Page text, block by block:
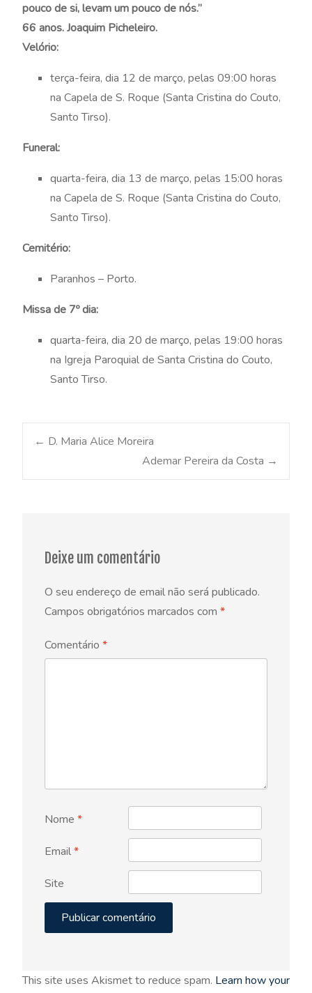
pouco de si, levam um pouco de nós.”
66 anos. Joaquim Picheleiro.
Velório:
terça-feira, dia 12 de março, pelas 09:00 horas
na Capela de S. Roque (Santa Cristina do Couto,
Santo Tirso).
Funeral:
quarta-feira, dia 13 de março, pelas 15:00 horas
na Capela de S. Roque (Santa Cristina do Couto,
Santo Tirso).
Cemitério:
Paranhos – Porto.
Missa de 7º dia:
quarta-feira, dia 20 de março, pelas 19:00 horas
na Igreja Paroquial de Santa Cristina do Couto,
Santo Tirso.
Post
← D. Maria Alice Moreira
Ademar Pereira da Costa →
Deixe um comentário
O seu endereço de email não será publicado.
Campos obrigatórios marcados com *
Comentário *
Nome *
Email*
Site
This site uses Akismet to reduce spam. Learn how your